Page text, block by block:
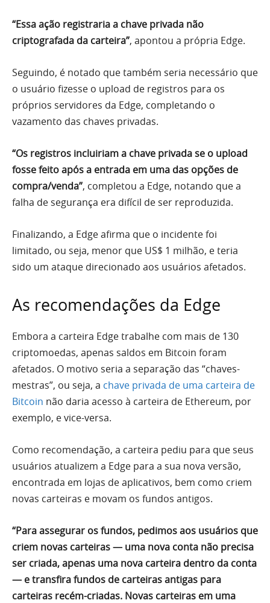
“Essa ação registraria a chave privada não
criptografada da carteira”, apontou a própria Edge.
Seguindo, é notado que também seria necessário que
o usuário fizesse o upload de registros para os
próprios servidores da Edge, completando o
vazamento das chaves privadas.
“Os registros incluiriam a chave privada se o upload
fosse feito após a entrada em uma das opções de
compra/venda”, completou a Edge, notando que a
falha de segurança era difícil de ser reproduzida.
Finalizando, a Edge afirma que o incidente foi
limitado, ou seja, menor que US$ 1 milhão, e teria
sido um ataque direcionado aos usuários afetados.
As recomendações da Edge
Embora a carteira Edge trabalhe com mais de 130
criptomoedas, apenas saldos em Bitcoin foram
afetados. O motivo seria a separação das “chaves-
mestras”, ou seja, a chave privada de uma carteira de
Bitcoin não daria acesso à carteira de Ethereum, por
exemplo, e vice-versa.
Como recomendação, a carteira pediu para que seus
usuários atualizem a Edge para a sua nova versão,
encontrada em lojas de aplicativos, bem como criem
novas carteiras e movam os fundos antigos.
“Para assegurar os fundos, pedimos aos usuários que
criem novas carteiras — uma nova conta não precisa
ser criada, apenas uma nova carteira dentro da conta
— e transfira fundos de carteiras antigas para
carteiras recém-criadas. Novas carteiras em uma